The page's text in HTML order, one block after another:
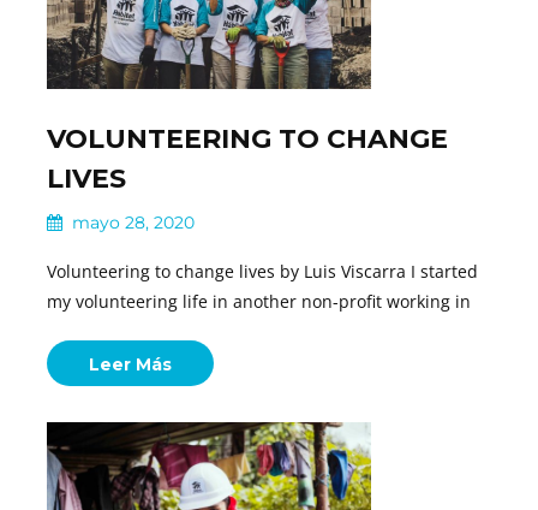
VOLUNTEERING TO CHANGE
LIVES
mayo 28, 2020
Volunteering to change lives by Luis Viscarra I started
my volunteering life in another non-profit working in
Leer Más